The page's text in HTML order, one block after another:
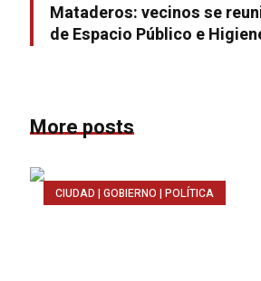
Mataderos: vecinos se
de Espacio Público e
More posts
CIUDAD | GOBIERNO | POLÍTICA